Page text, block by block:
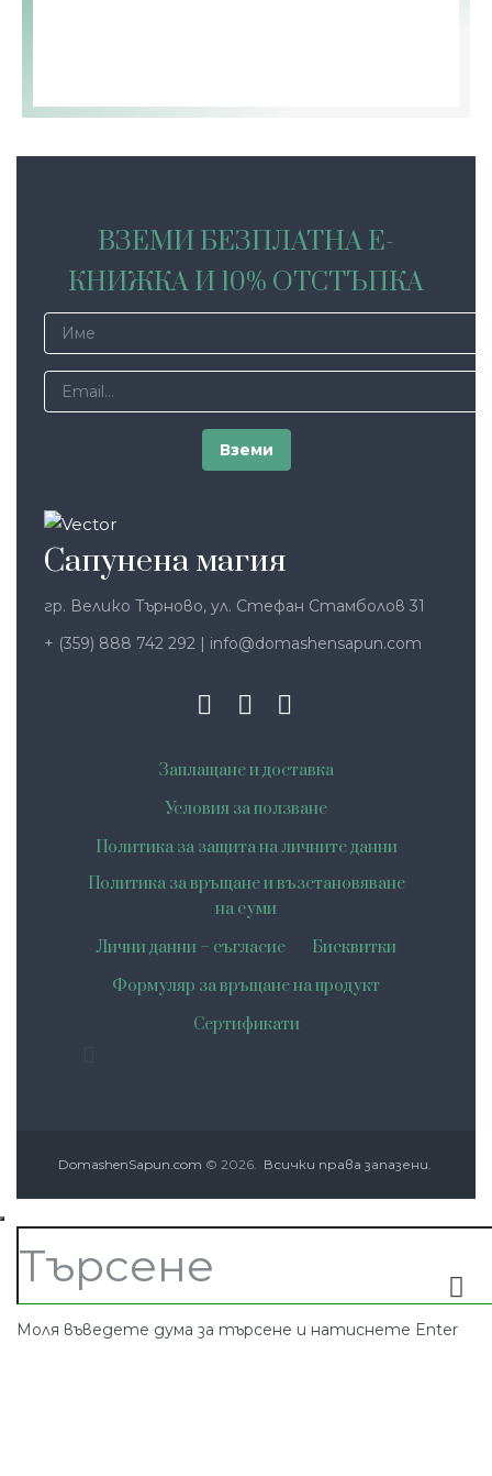
ВЗЕМИ БЕЗПЛАТНА Е-
КНИЖКА И 10% ОТСТЪПКА
Сапунена магия
гр. Велико Търново, ул. Стефан Стамболов 31
+ (359) 888 742 292 | info@domashensapun.com
Заплащане и доставка
Условия за ползване
Политика за защита на личните данни
Политика за връщане и възстановяване
на суми
Лични данни – съгласие
Бисквитки
Формуляр за връщане на продукт
Сертификати
DomashenSapun.com © 2026. Всички права запазени.
Моля въведете дума за търсене и натиснете Enter